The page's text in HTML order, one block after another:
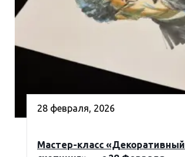
28 февраля, 2026
Мастер-класс «Декоративный